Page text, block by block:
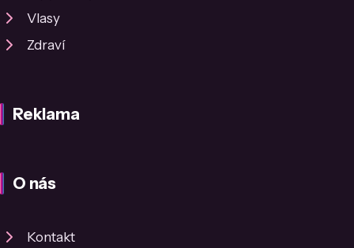
Vlasy
Zdraví
Reklama
O nás
Kontakt